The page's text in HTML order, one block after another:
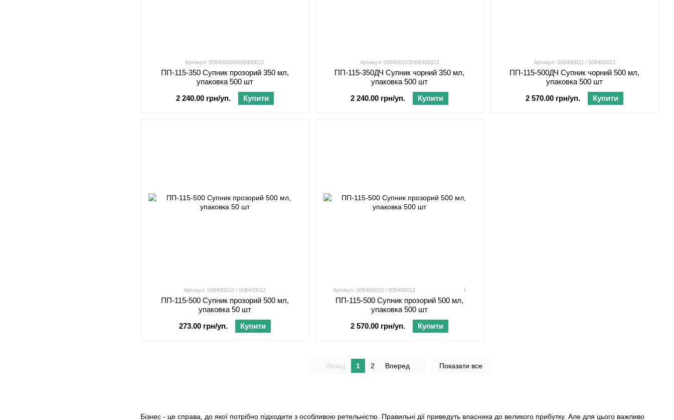
Бізнес - це справа, до якої потрібно підходити з особливою ретельністю. Правильні дії приведуть власника до великого прибутку. Але для цього важливо
Артикул: 008400009/008400012
ПП-115-350 Супник прозорий 350 мл,
упаковка 500 шт
2 240.00 грн/уп.
Купити
Артикул: 008400163/008400012
ПП-115-350ДЧ Супник чорний 350 мл,
упаковка 500 шт
2 240.00 грн/уп.
Купити
Артикул: 008400011 / 008400012
ПП-115-500ДЧ Супник чорний 500 мл,
упаковка 500 шт
2 570.00 грн/уп.
Купити
Артикул: 008400010 / 008400012
ПП-115-500 Супник прозорий 500 мл,
упаковка 50 шт
273.00 грн/уп.
Купити
Артикул: 008400010 / 008400012 1
ПП-115-500 Супник прозорий 500 мл,
упаковка 500 шт
2 570.00 грн/уп.
Купити
Назад 1 2 Вперед Показати все